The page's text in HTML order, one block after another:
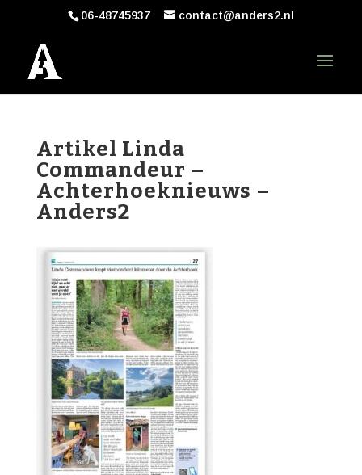
06-48745937 contact@anders2.nl
Artikel Linda
Commandeur –
Achterhoeknieuws –
Anders2